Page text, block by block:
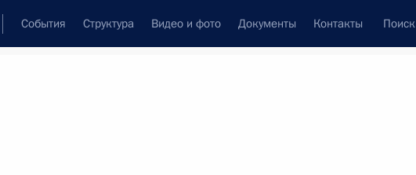
События Структура Видео и фото Документы Контакты Поиск